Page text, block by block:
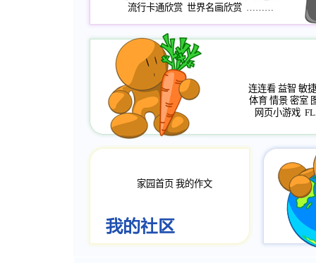
流行卡通欣赏 世界名画欣赏 ………
连连看 益智 敏捷
体育 情景 密室
网页小游戏
家园首页 我的作文